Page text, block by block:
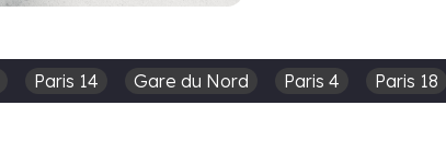
Paris 14 Gare du Nord Paris 4 Paris 18